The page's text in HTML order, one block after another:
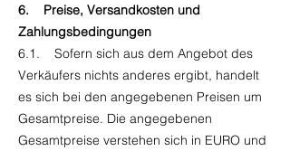
6. Preise, Versandkosten und
Zahlungsbedingungen
6.1. Sofern sich aus dem Angebot des
Verkäufers nichts anderes ergibt, handelt
es sich bei den angegebenen Preisen um
Gesamtpreise. Die angegebenen
Gesamtpreise verstehen sich in EURO und